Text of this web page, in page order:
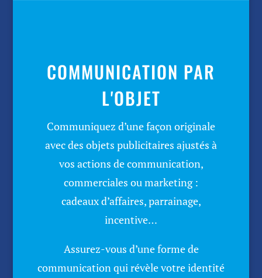
COMMUNICATION PAR
L'OBJET
Communiquez d’une façon originale
avec des objets publicitaires ajustés à
vos actions de communication,
commerciales ou marketing :
cadeaux d’affaires, parrainage,
incentive…
Assurez-vous d’une forme de
communication qui révèle votre identité